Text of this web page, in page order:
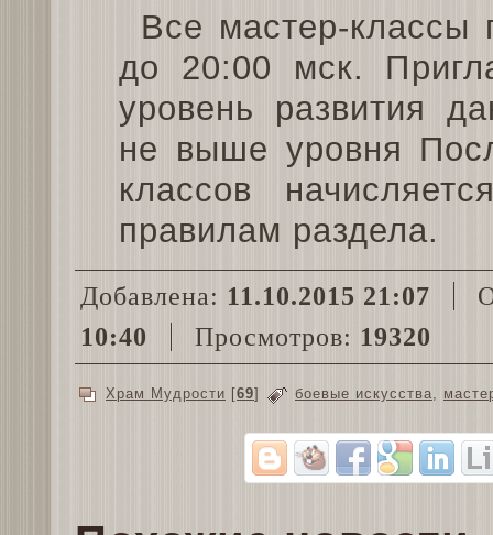
Все мастер-классы
до 20:00 мск.
уровень развития
не выше уровня
классов
правилам раздела.
Добавлена: 11.10.2015 21:07
10:40
Просмотров: 19320
Храм Мудрости [69] боевые искусства,